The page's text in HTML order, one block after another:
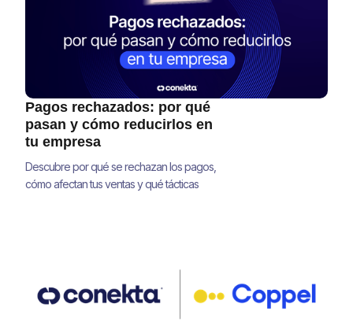
Pagos rechazados: por qué
pasan y cómo reducirlos en
tu empresa
Descubre por qué se rechazan los pagos,
cómo afectan tus ventas y qué tácticas